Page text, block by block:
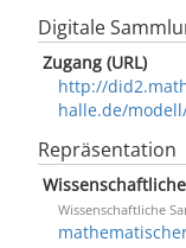
Digitale
Zugang (URL)
http://
halle.de/
Repräsentation
Wissenschaftliche